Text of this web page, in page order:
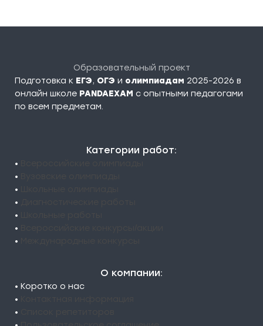
Образовательный проект
Подготовка к ЕГЭ, ОГЭ и олимпиадам 2025-2026 в
онлайн школе PANDAEXAM c опытными педагогами
по всем предметам.
Категории работ:
•
•
•
•
•
•
•
О компании:
• Коротко о нас
•
•